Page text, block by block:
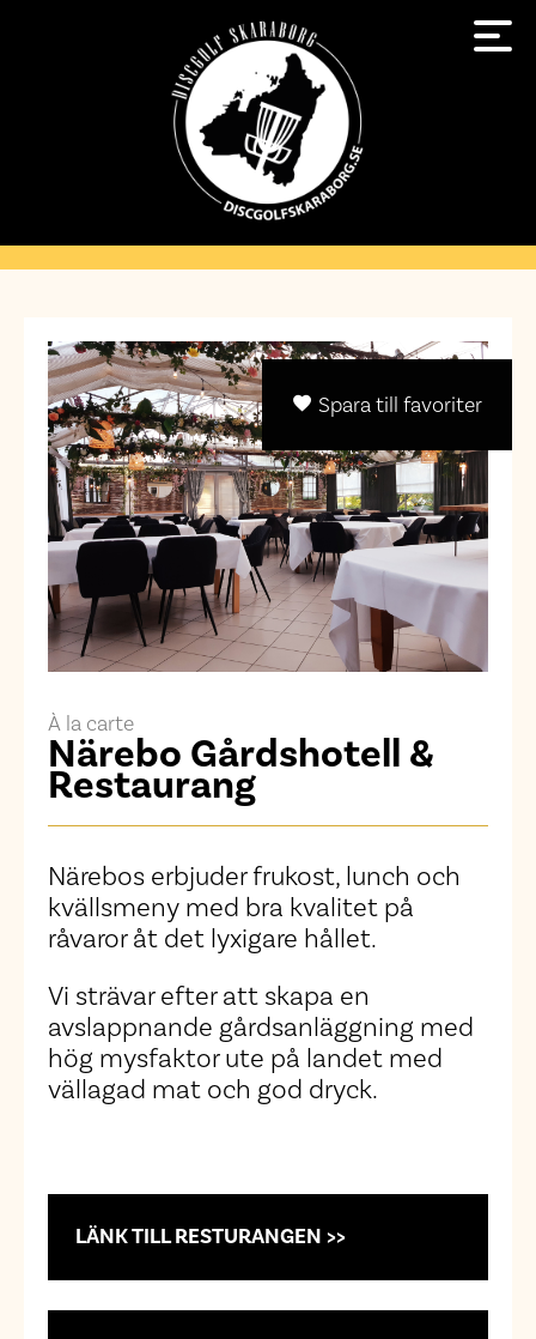
Spara till favoriter
À la carte
Närebo Gårdshotell &
Restaurang
Närebos erbjuder frukost, lunch och
kvällsmeny med bra kvalitet på
råvaror åt det lyxigare hållet.
Vi strävar efter att skapa en
avslappnande gårdsanläggning med
hög mysfaktor ute på landet med
vällagad mat och god dryck.
LÄNK TILL RESTURANGEN >>